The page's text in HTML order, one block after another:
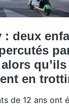
: deux
qu’ils
en
de 12 ans ont